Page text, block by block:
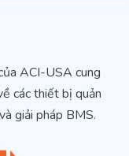
ACI-USA cung
các thiết bị quản
giải pháp BMS.